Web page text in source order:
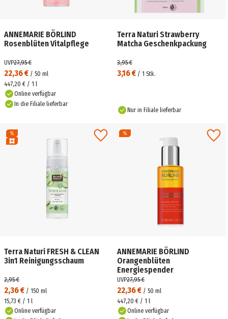
ANNEMARIE BÖRLIND
Rosenblüten Vitalpflege
22,36 € / 50 ml
UVP27,95 €
447,20 € / 1 l
Online verfügbar
In die Filiale lieferbar
Terra Naturi Strawberry
Matcha Geschenkpackung
3,16 € / 1 Stk.
3,95 €
Nur in Filiale lieferbar
Terra Naturi FRESH & CLEAN
3in1 Reinigungsschaum
2,36 € / 150 ml
2,95 €
15,73 € / 1 l
Online verfügbar
ANNEMARIE BÖRLIND
Orangenblüten
Energiespender
22,36 € / 50 ml
UVP27,95 €
447,20 € / 1 l
Online verfügbar